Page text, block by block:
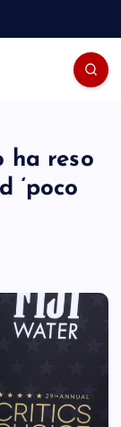
ha reso
‘poco